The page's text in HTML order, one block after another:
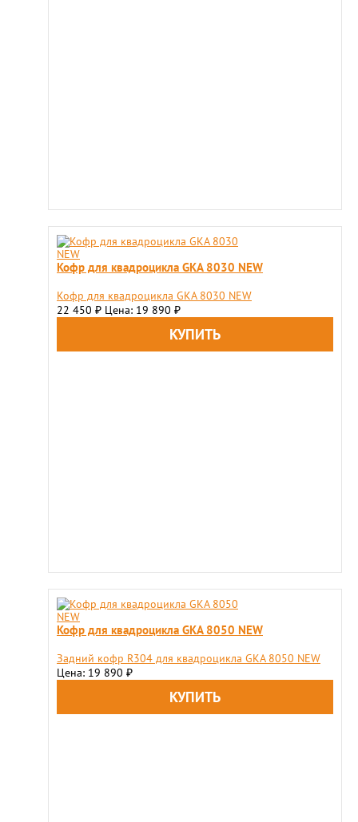
Кофр для квадроцикла GKA 8030 NEW
Кофр для квадроцикла GKA 8030 NEW
22 450 ₽ Цена: 19 890 ₽
Кофр для квадроцикла GKA 8050 NEW
Задний кофр R304 для квадроцикла GKA 8050 NEW
Цена: 19 890 ₽